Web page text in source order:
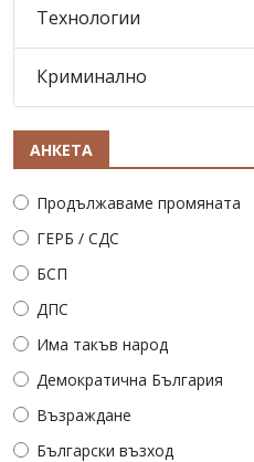
Технологии
Криминално
АНКЕТА
Продължаваме промяната
ГЕРБ / СДС
БСП
ДПС
Има такъв народ
Демократична България
Възраждане
Български възход